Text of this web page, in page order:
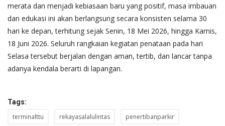
merata dan menjadi kebiasaan baru yang positif, masa imbauan
dan edukasi ini akan berlangsung secara konsisten selama 30
hari ke depan, terhitung sejak Senin, 18 Mei 2026, hingga Kamis,
18 Juni 2026. Seluruh rangkaian kegiatan penataan pada hari
Selasa tersebut berjalan dengan aman, tertib, dan lancar tanpa
adanya kendala berarti di lapangan.
Tags:
terminalttu rekayasalalulintas penertibanparkir